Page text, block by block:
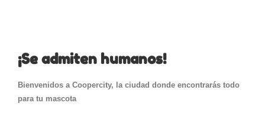
¡Se admiten humanos!
Bienvenidos a Coopercity, la ciudad donde encontrarás todo
para tu mascota